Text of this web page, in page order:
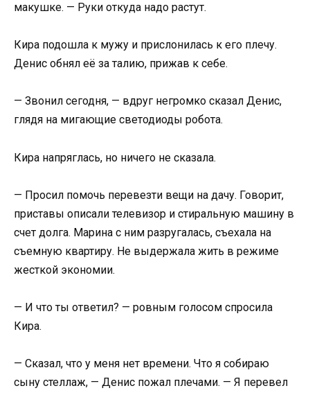
макушке. — Руки откуда надо растут.
Кира подошла к мужу и прислонилась к его плечу.
Денис обнял её за талию, прижав к себе.
— Звонил сегодня, — вдруг негромко сказал Денис,
глядя на мигающие светодиоды робота.
Кира напряглась, но ничего не сказала.
— Просил помочь перевезти вещи на дачу. Говорит,
приставы описали телевизор и стиральную машину в
счет долга. Марина с ним разругалась, съехала на
съемную квартиру. Не выдержала жить в режиме
жесткой экономии.
— И что ты ответил? — ровным голосом спросила
Кира.
— Сказал, что у меня нет времени. Что я собираю
сыну стеллаж, — Денис пожал плечами. — Я перевел